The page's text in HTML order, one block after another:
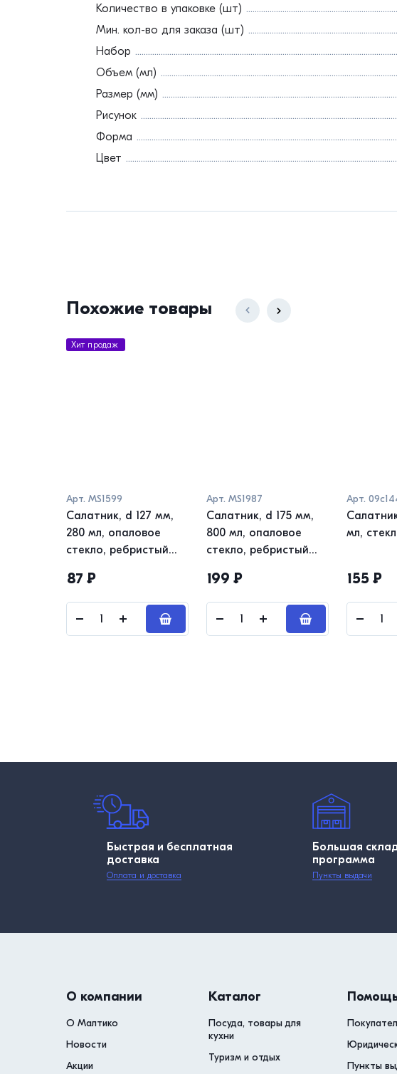
Количество в упаковке (шт)
Мин. кол-во для заказа (шт)
Набор
Объем (мл)
Размер (мм)
Рисунок
Форма
Цвет
Похожие товары
Хит продаж
Арт. MS1599
Салатник, d 127 мм,
280 мл, опаловое
стекло, ребристый
87 ₽
Арт. MS1987
Салатник, d 175 мм,
800 мл, опаловое
стекло, ребристый
199 ₽
Арт.
мл,
155₽
Быстрая и бесплатная
доставка
Оплата и доставка
Большая
программа
Пункты выдачи
О компании
О Малтико
Новости
Акции
Каталог
Посуда, товары для
кухни
Туризм и отдых
Пункты